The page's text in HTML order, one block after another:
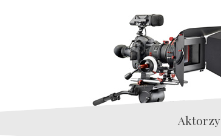
Aktorzy